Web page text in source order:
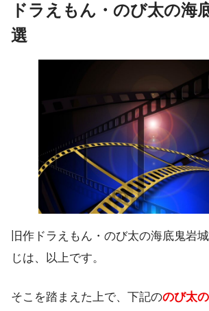
ドラえもん・のび太の海
選
旧作ドラえもん・のび太の海底鬼岩
じは、以上です。
そこを踏まえた上で、下記ののび太